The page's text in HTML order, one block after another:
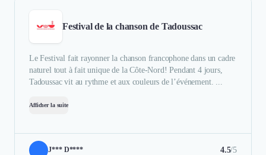
Festival de la chanson de Tadoussac
Le Festival fait rayonner la chanson francophone dans un cadre
naturel tout à fait unique de la Côte-Nord! Pendant 4 jours,
Tadoussac vit au rythme et aux couleurs de l’événement. ...
Afficher la suite
J*** D**** 4.5/5